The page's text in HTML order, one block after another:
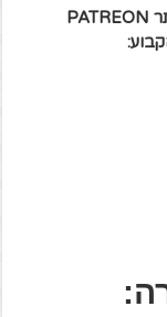
3. הרשמו לתשלום חודשי בפרופיל שלנו באתר PATREON